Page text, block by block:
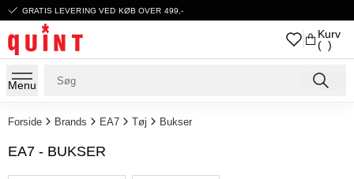
GRATIS LEVERING VED KØB OVER 499,-
Kurv
( )
Menu
Forside Brands EA7 Tøj Bukser
EA7 - BUKSER